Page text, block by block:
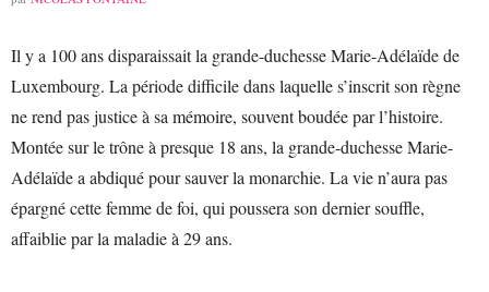
Il y a 100 ans disparaissait la grande-duchesse Marie-Adélaïde de
Luxembourg. La période difficile dans laquelle s’inscrit son règne
ne rend pas justice à sa mémoire, souvent boudée par l’histoire.
Montée sur le trône à presque 18 ans, la grande-duchesse Marie-
Adélaïde a abdiqué pour sauver la monarchie. La vie n’aura pas
épargné cette femme de foi, qui poussera son dernier souffle,
affaiblie par la maladie à 29 ans.